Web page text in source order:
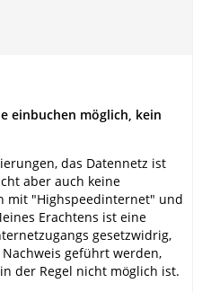
einbuchen möglich, kein
das Datennetz ist
aber auch keine
mit "Highspeedinternet" und
Erachtens ist eine
gesetzwidrig,
geführt werden,
der Regel nicht möglich ist.